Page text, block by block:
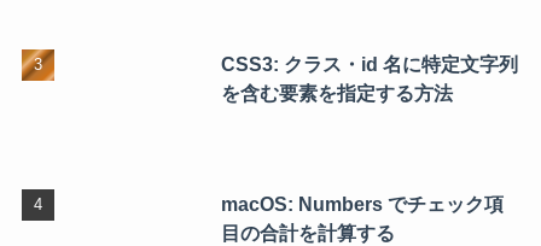
CSS3: クラス・id 名に特定文字列
を含む要素を指定する方法
macOS: Numbers でチェック項
目の合計を計算する